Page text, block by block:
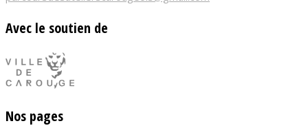
Avec le soutien de
Nos pages